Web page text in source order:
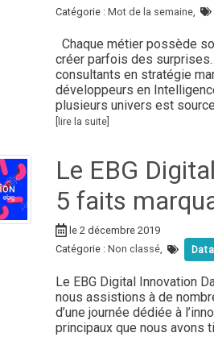
Catégorie : Mot de la semaine,
Chaque métier possède
créer parfois des
consultants en stratégie
développeurs en
plusieurs univers est
[lire la suite]
Le EBG
5 faits
le 2 décembre 2019
Catégorie : Non classé, Data
Le EBG Digital Innovation
nous assistions à de
d’une journée dédiée à
principaux que nous